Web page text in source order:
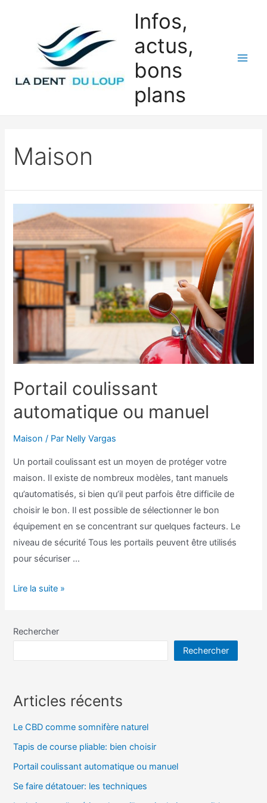
Infos,
actus,
bons
plans
Maison
Portail coulissant
automatique ou manuel
Maison / Par Nelly Vargas
Un portail coulissant est un moyen de protéger votre
maison. Il existe de nombreux modèles, tant manuels
qu’automatisés, si bien qu’il peut parfois être difficile de
choisir le bon. Il est possible de sélectionner le bon
équipement en se concentrant sur quelques facteurs. Le
niveau de sécurité Tous les portails peuvent être utilisés
pour sécuriser …
Portail
ou
Lire la suite »
Rechercher
Rechercher
Articles récents
Le CBD comme somnifère naturel
Tapis de course pliable: bien choisir
Portail coulissant automatique ou manuel
Se faire détatouer: les techniques